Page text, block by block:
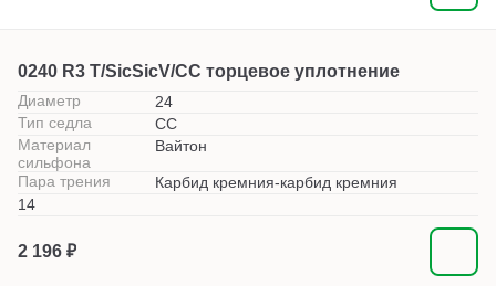
0240 R3 T/SicSicV/CC торцевое уплотнение
Диаметр
24
Тип седла
СС
Материал
сильфона
Вайтон
Пара трения
Карбид кремния-карбид кремния
14
2 196 ₽